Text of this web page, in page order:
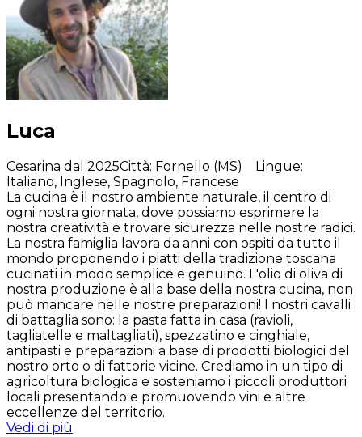
Luca
Cesarina dal 2025Città: Fornello (MS) Lingue:
Italiano, Inglese, Spagnolo, Francese
La cucina è il nostro ambiente naturale, il centro di
ogni nostra giornata, dove possiamo esprimere la
nostra creatività e trovare sicurezza nelle nostre radici.
La nostra famiglia lavora da anni con ospiti da tutto il
mondo proponendo i piatti della tradizione toscana
cucinati in modo semplice e genuino. L'olio di oliva di
nostra produzione è alla base della nostra cucina, non
può mancare nelle nostre preparazioni! I nostri cavalli
di battaglia sono: la pasta fatta in casa (ravioli,
tagliatelle e maltagliati), spezzatino e cinghiale,
antipasti e preparazioni a base di prodotti biologici del
nostro orto o di fattorie vicine. Crediamo in un tipo di
agricoltura biologica e sosteniamo i piccoli produttori
locali presentando e promuovendo vini e altre
eccellenze del territorio.
Vedi di più